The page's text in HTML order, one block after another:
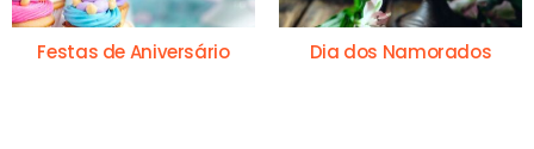
Festas de Aniversário Dia dos Namorados